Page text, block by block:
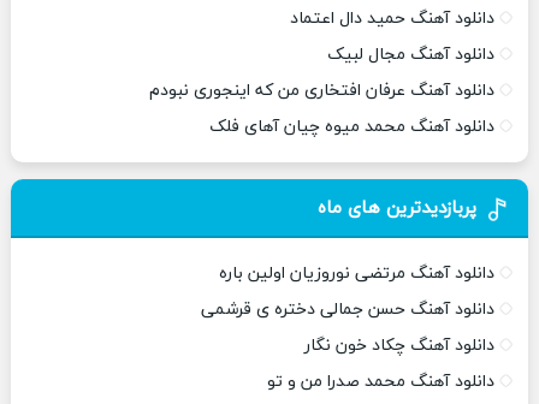
دانلود آهنگ حمید دال اعتماد
دانلود آهنگ مجال لبیک
دانلود آهنگ عرفان افتخاری من که اینجوری نبودم
دانلود آهنگ محمد میوه چیان آهای فلک
پربازدیدترین های ماه
دانلود آهنگ مرتضی نوروزیان اولین باره
دانلود آهنگ حسن جمالی دختره ی قرشمی
دانلود آهنگ چکاد خون نگار
دانلود آهنگ محمد صدرا من و تو